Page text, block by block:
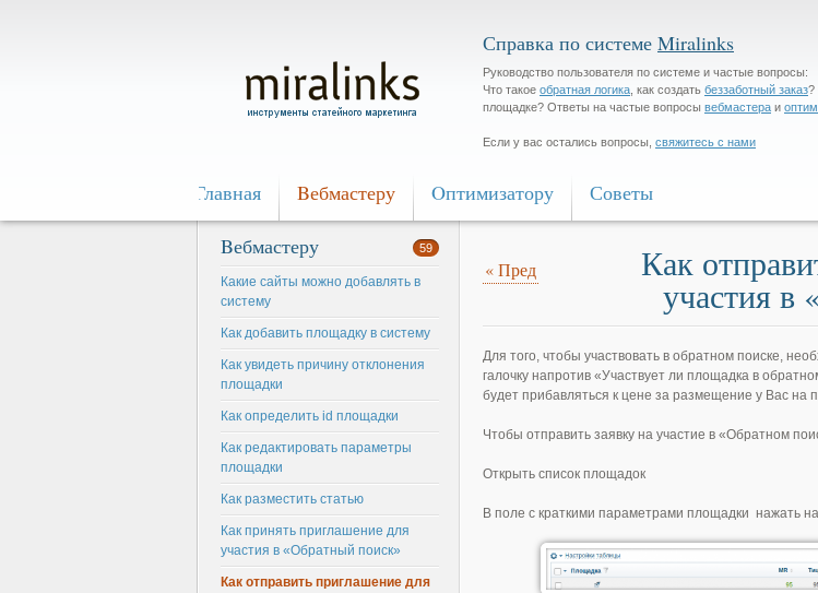
Справка по системе Miralinks
Руководство пользователя по системе и частые вопросы:
Что такое обратная логика , как создать беззаботный заказ?
площадке? Ответы на частые вопросы вебмастера и
Если у вас остались вопросы, свяжитесь с нами
Главная Bебмастеру Oптимизатору Советы
«Пред Как
участия в
Для того, чтобы участвовать в обратном поиске,
галочку напротив «Участвует ли площадка в
будет прибавляться к цене за размещение у Вас на
Чтобы отправить заявку на участие в «Обратном
Открыть список площадок
В поле с краткими параметрами площадки нажать
Bебмастеру 59
Какие сайты можно добавлять в
систему
Как добавить площадку в систему
Как увидеть причину отклонения
площадки
Как определить id площадки
Как редактировать параметры
площадки
Как разместить статью
Как принять приглашение для
участия в «Обратный поиск»
Как отправить приглашение для